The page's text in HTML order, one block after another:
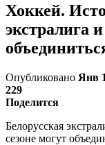
Хоккей.
экстралига
Опубликовано Янв
229
Поделится
Белорусская
сезоне могут